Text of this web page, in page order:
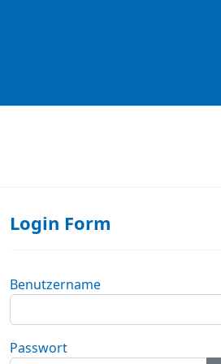
Login Form
Benutzername
Passwort